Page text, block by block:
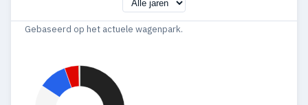
Gebaseerd op het actuele wagenpark.